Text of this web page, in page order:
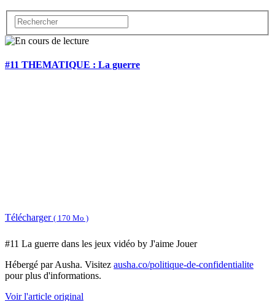
#11 THEMATIQUE : La guerre
Télécharger ( 170 Mo )
#11 La guerre dans les jeux vidéo by J'aime Jouer
Hébergé par Ausha. Visitez ausha.co/politique-de-confidentialite
pour plus d'informations.
Voir l'article original